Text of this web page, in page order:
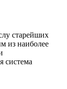
старейших
из наиболее
система